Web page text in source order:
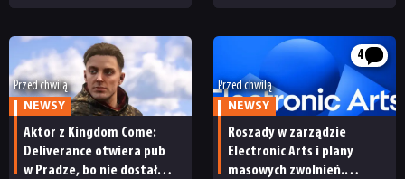
Przed chwilą
NEWSY
Aktor z Kingdom Come:
Deliverance otwiera pub
w Pradze, bo nie dostał
4
Przed chwilą
NEWSY
Roszady w zarządzie
Electronic Arts i plany
masowych zwolnień.